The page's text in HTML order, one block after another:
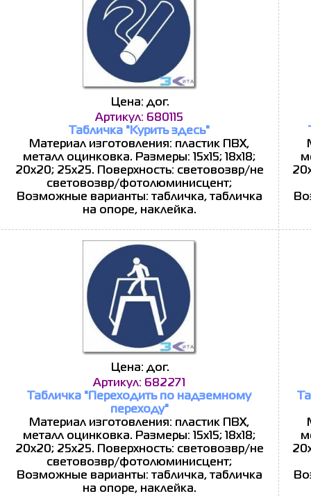
Цена: дог.
Артикул: 680115
Табличка "Курить здесь"
Материал изготовления: пластик ПВХ,
металл оцинковка. Размеры: 15x15; 18x18;
20x20; 25x25. Поверхность: световозвр/не
световозвр/фотолюминисцент;
Возможные варианты: табличка, табличка
на опоре, наклейка.
Цена: дог.
Артикул: 682271
Табличка "Переходить по надземному
переходу"
Материал изготовления: пластик ПВХ,
металл оцинковка. Размеры: 15x15; 18x18;
20x20; 25x25. Поверхность: световозвр/не
световозвр/фотолюминисцент;
Возможные варианты: табличка, табличка
на опоре, наклейка.